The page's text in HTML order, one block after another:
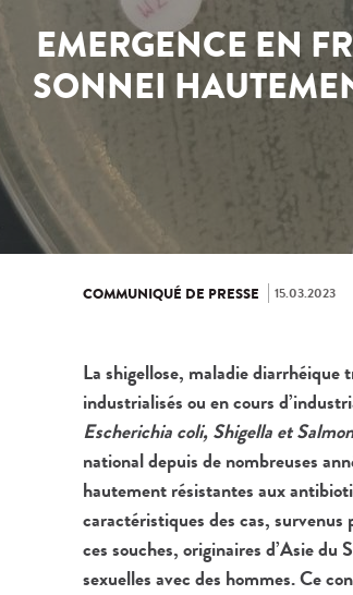
EMERGENCE EN
SONNEI
COMMUNIQUÉ DE PRESSE 15.03.2023
La shigellose, maladie diarrhéique
industrialisés ou en cours
Escherichia coli, Shigella et
national depuis de nombreuses
hautement résistantes aux
caractéristiques des cas,
ces souches, originaires d’Asie
sexuelles avec des hommes. Ce